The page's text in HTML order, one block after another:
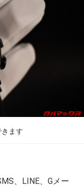
ます
、LINE、Gメー